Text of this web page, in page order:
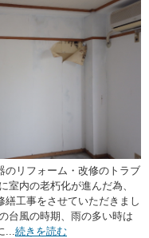
のリフォーム・改修のトラブ
室内の老朽化が進んだ為、
繕工事をさせていただきまし
台風の時期、雨の多い時は
続きを読む